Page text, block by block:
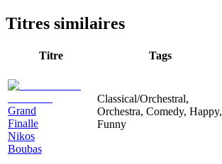
Titres similaires
Titre Tags
Grand
Finalle
Nikos
Boubas
Classical/Orchestral,
Orchestra, Comedy, Happy,
Funny